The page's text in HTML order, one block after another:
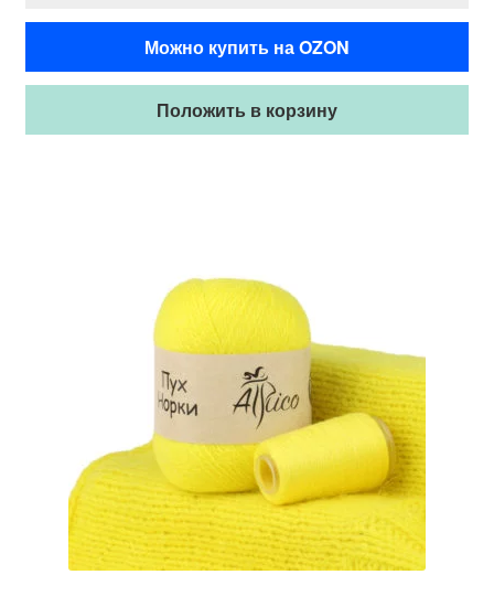
Можно купить на OZON
Положить в корзину